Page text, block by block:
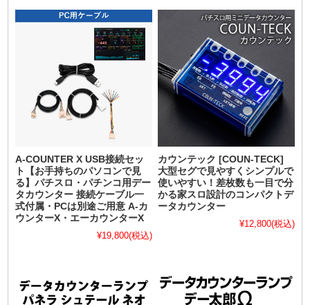
A-COUNTER X USB接続セッ
ト【お手持ちのパソコンで見
る】パチスロ・パチンコ用デー
タカウンター 接続ケーブル一
式付属・PCは別途ご用意 A-カ
ウンターX・エーカウンターX
¥19,800(税込)
カウンテック [COUN-TECK]
大型セグで見やすくシンプルで
使いやすい！差枚数も一目で分
かる家スロ設計のコンパクトデ
ータカウンター
¥12,800(税込)